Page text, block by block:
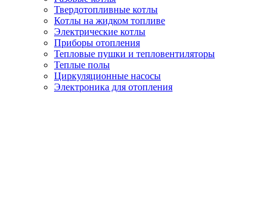
Твердотопливные котлы
Котлы на жидком топливе
Электрические котлы
Приборы отопления
Тепловые пушки и тепловентиляторы
Теплые полы
Циркуляционные насосы
Электроника для отопления